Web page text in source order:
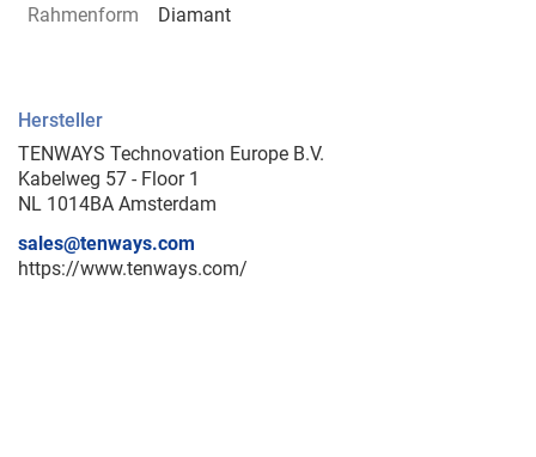
Rahmenform
Diamant
Hersteller
TENWAYS Technovation Europe B.V.
Kabelweg 57 - Floor 1
NL 1014BA Amsterdam
sales@tenways.com
https://www.tenways.com/